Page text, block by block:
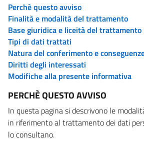
Perchè questo avviso
Finalità e modalità del trattamento
Base giuridica e liceità del trattamento
Tipi di dati trattati
Natura del conferimento e
Diritti degli interessati
Modifiche alla presente informativa
PERCHÈ QUESTO AVVISO
In questa pagina si descrivono le
in riferimento al trattamento dei dati
lo consultano.